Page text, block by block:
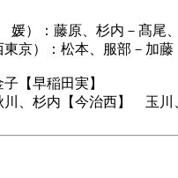
）：藤原、杉内－髙尾
京）：松本、服部－加藤
早稲田実】
杉内【今治西】 玉川